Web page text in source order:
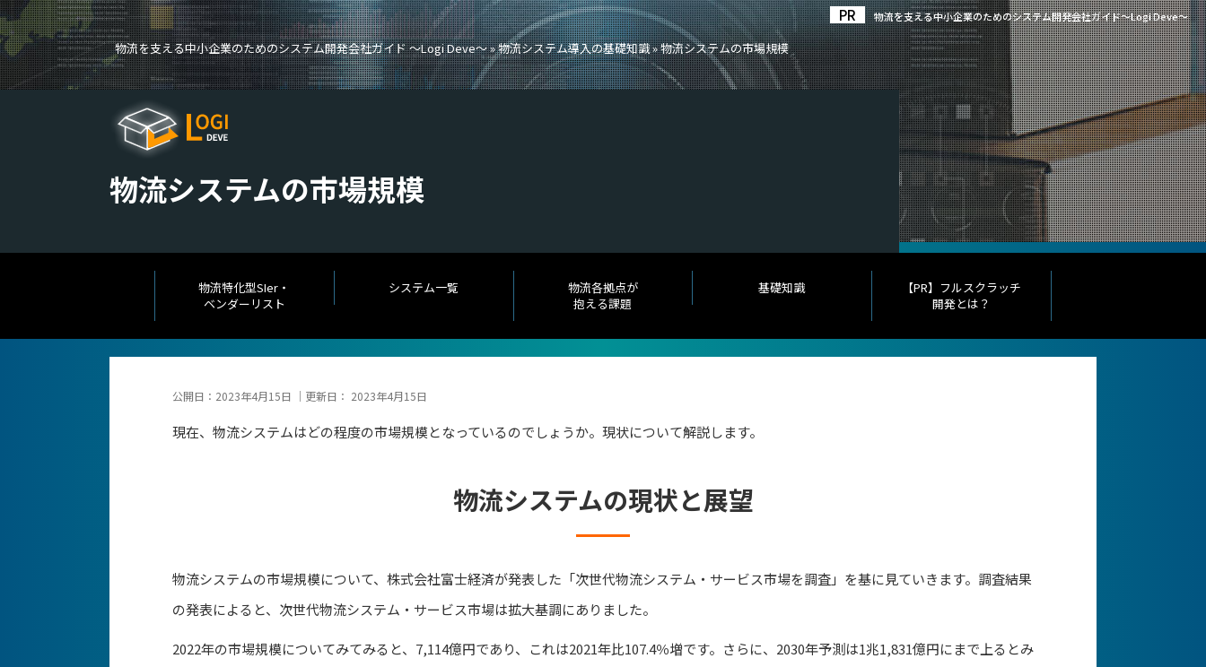
物流を⽀える中⼩企業のためのシステム開発会社ガイド〜Logi Deve〜
物流を支える中小企業のためのシステム開発会社ガイド ～Logi Deve～»物流システム導入の基礎知識»物流システムの市場規模
物流システムの市場規模
物流特化型SIer・
ベンダーリスト
システム一覧
物流各拠点が
抱える課題
基礎知識
【PR】フルスクラッチ
開発とは？
公開日： 2023年4月15日 ｜更新日： 2023年4月15日
現在、物流システムはどの程度の市場規模となっているのでしょうか。現状について解説します。
物流システムの現状と展望
物流システムの市場規模について、株式会社富士経済が発表した「次世代物流システム・サービス市場を調査」を基に見ていきます。調査結果
の発表によると、次世代物流システム・サービス市場は拡大基調にありました。
2022年の市場規模についてみてみると、7,114億円であり、これは2021年比107.4％増です。さらに、2030年予測は1兆1,831億円にまで上るとみ